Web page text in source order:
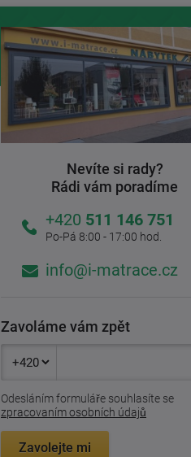
Nevíte si rady?
Rádi vám poradíme
+420 511 146 751
Po-Pá 8:00 - 17:00 hod.
info@i-matrace.cz
Zavoláme vám zpět
Odesláním formuláře souhlasíte se
zpracovaním osobních údajů
Zavolejte mi